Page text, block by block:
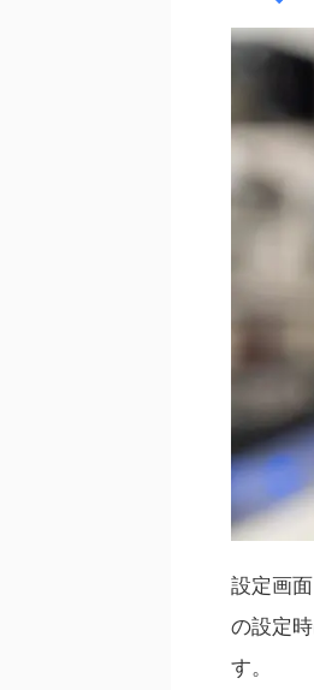
設定画
の設定
す。